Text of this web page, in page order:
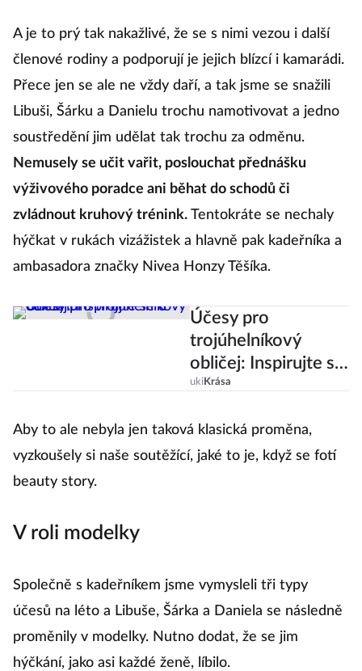
A je to prý tak nakažlivé, že se s nimi vezou i další
členové rodiny a podporují je jejich blízcí i kamarádi.
Přece jen se ale ne vždy daří, a tak jsme se snažili
Libuši, Šárku a Danielu trochu namotivovat a jedno
soustředění jim udělat tak trochu za odměnu.
Nemusely se učit vařit, poslouchat přednášku
výživového poradce ani běhat do schodů či
zvládnout kruhový trénink. Tentokráte se nechaly
hýčkat v rukách vizážistek a hlavně pak kadeřníka a
ambasadora značky Nivea Honzy Těšíka.
Účesy pro
trojúhelníkový
obličej: Inspirujte se
u celebrit!
ukiKrása
Aby to ale nebyla jen taková klasická proměna,
vyzkoušely si naše soutěžící, jaké to je, když se fotí
beauty story.
V roli modelky
Společně s kadeřníkem jsme vymysleli tři typy
účesů na léto a Libuše, Šárka a Daniela se následně
proměnily v modelky. Nutno dodat, že se jim
hýčkání, jako asi každé ženě, líbilo.